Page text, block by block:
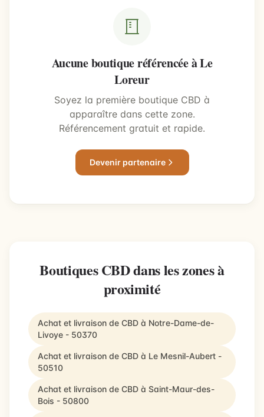
Aucune boutique référencée à Le
Loreur
Soyez la première boutique CBD à
apparaître dans cette zone.
Référencement gratuit et rapide.
Devenir partenaire
Boutiques CBD dans les zones à
proximité
Achat et livraison de CBD à Notre-Dame-de-
Livoye - 50370
Achat et livraison de CBD à Le Mesnil-Aubert -
50510
Achat et livraison de CBD à Saint-Maur-des-
Bois - 50800